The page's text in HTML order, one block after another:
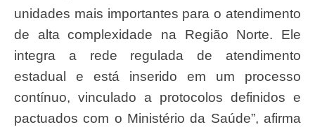
unidades mais importantes para o atendimento
de alta complexidade na Região Norte. Ele
integra a rede regulada de atendimento
estadual e está inserido em um processo
contínuo, vinculado a protocolos definidos e
pactuados com o Ministério da Saúde”, afirma